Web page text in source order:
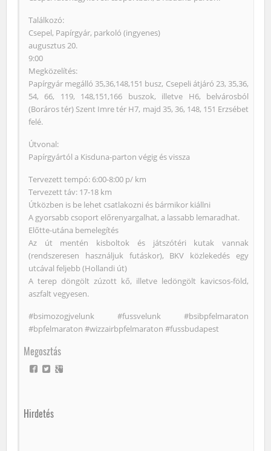
Találkozó:
Csepel, Papírgyár, parkoló (ingyenes)
augusztus 20.
9:00
Megközelítés:
Papírgyár megálló 35,36,148,151 busz, Csepeli átjáró 23, 35,36,
54, 66, 119, 148,151,166 buszok, illetve H6, belvárosból
(Boráros tér) Szent Imre tér H7, majd 35, 36, 148, 151 Erzsébet
felé.
Útvonal:
Papírgyártól a Kisduna-parton végig és vissza
Tervezett tempó: 6:00-8:00 p/ km
Tervezett táv: 17-18 km
Útközben is be lehet csatlakozni és bármikor kiállni
A gyorsabb csoport előrenyargalhat, a lassabb lemaradhat.
Előtte-utána bemelegítés
Az út mentén kisboltok és játszótéri kutak vannak
(rendszeresen használjuk futáskor), BKV közlekedés egy
utcával feljebb (Hollandi út)
A terep döngölt zúzott kő, illetve ledöngölt kavicsos-föld,
aszfalt vegyesen.
#bsimozogjvelunk #fussvelunk #bsibpfelmaraton
#bpfelmaraton #wizzairbpfelmaraton #fussbudapest
Megosztás
Hirdetés